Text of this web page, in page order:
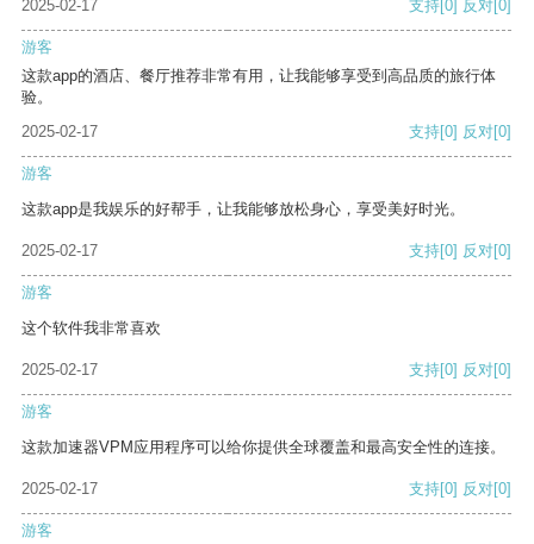
2025-02-17 支持[0] 反对[0]
游客
这款app的酒店、餐厅推荐非常有用，让我能够享受到高品质的旅行体
验。
2025-02-17
支持[0] 反对[0]
游客
这款app是我娱乐的好帮手，让我能够放松身心，享受美好时光。
2025-02-17 支持[0] 反对[0]
游客
这个软件我非常喜欢
2025-02-17 支持[0] 反对[0]
游客
这款加速器VPM应用程序可以给你提供全球覆盖和最高安全性的连接。
2025-02-17 支持[0] 反对[0]
游客